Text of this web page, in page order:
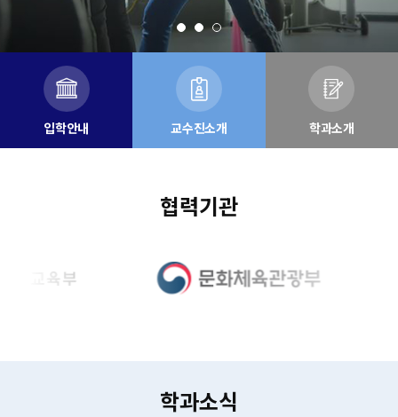
입학안내 교수진소개 학과소개
협력기관
학과소식